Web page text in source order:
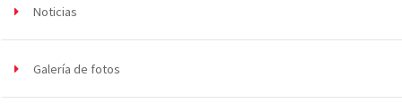
Noticias
Galería de fotos